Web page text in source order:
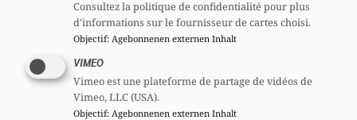
Consultez la politique de confidentialité pour plus
d'informations sur le fournisseur de cartes choisi.
Objectif: Agebonnenen externen Inhalt
VIMEO
Vimeo est une plateforme de partage de vidéos de
Vimeo, LLC (USA).
Objectif: Agebonnenen externen Inhalt